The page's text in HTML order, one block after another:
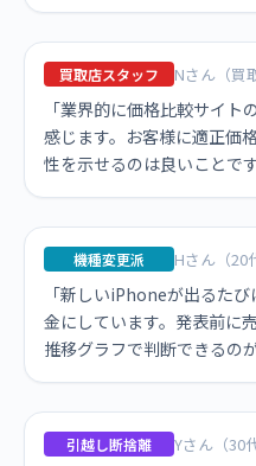
買取店スタッフ Nさん（買
「業界的に価格比較サイト
感じます。お客様に適正価
性を示せるのは良いことです
機種変更派 Hさん（20
「新しいiPhoneが出るた
金にしています。発表前に
推移グラフで判断できるの
引越し断捨離 Yさん（30